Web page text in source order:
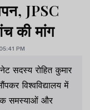
JPSC
की मांग
PM
सदस्य रोहित कुमार
विश्वविद्यालय में
समस्याओं और